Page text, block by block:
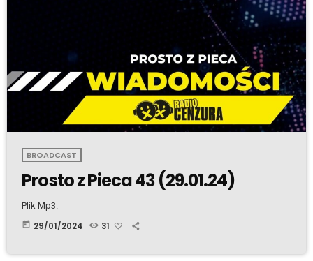
BROADCAST
Prosto z Pieca 43 (29.01.24)
Plik Mp3.
today 29/01/2024 31